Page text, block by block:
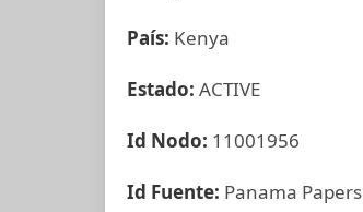
País: Kenya
Estado: ACTIVE
Id Nodo: 11001956
Id Fuente: Panama Papers